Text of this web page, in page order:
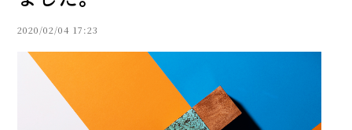
2020/02/04 17:23